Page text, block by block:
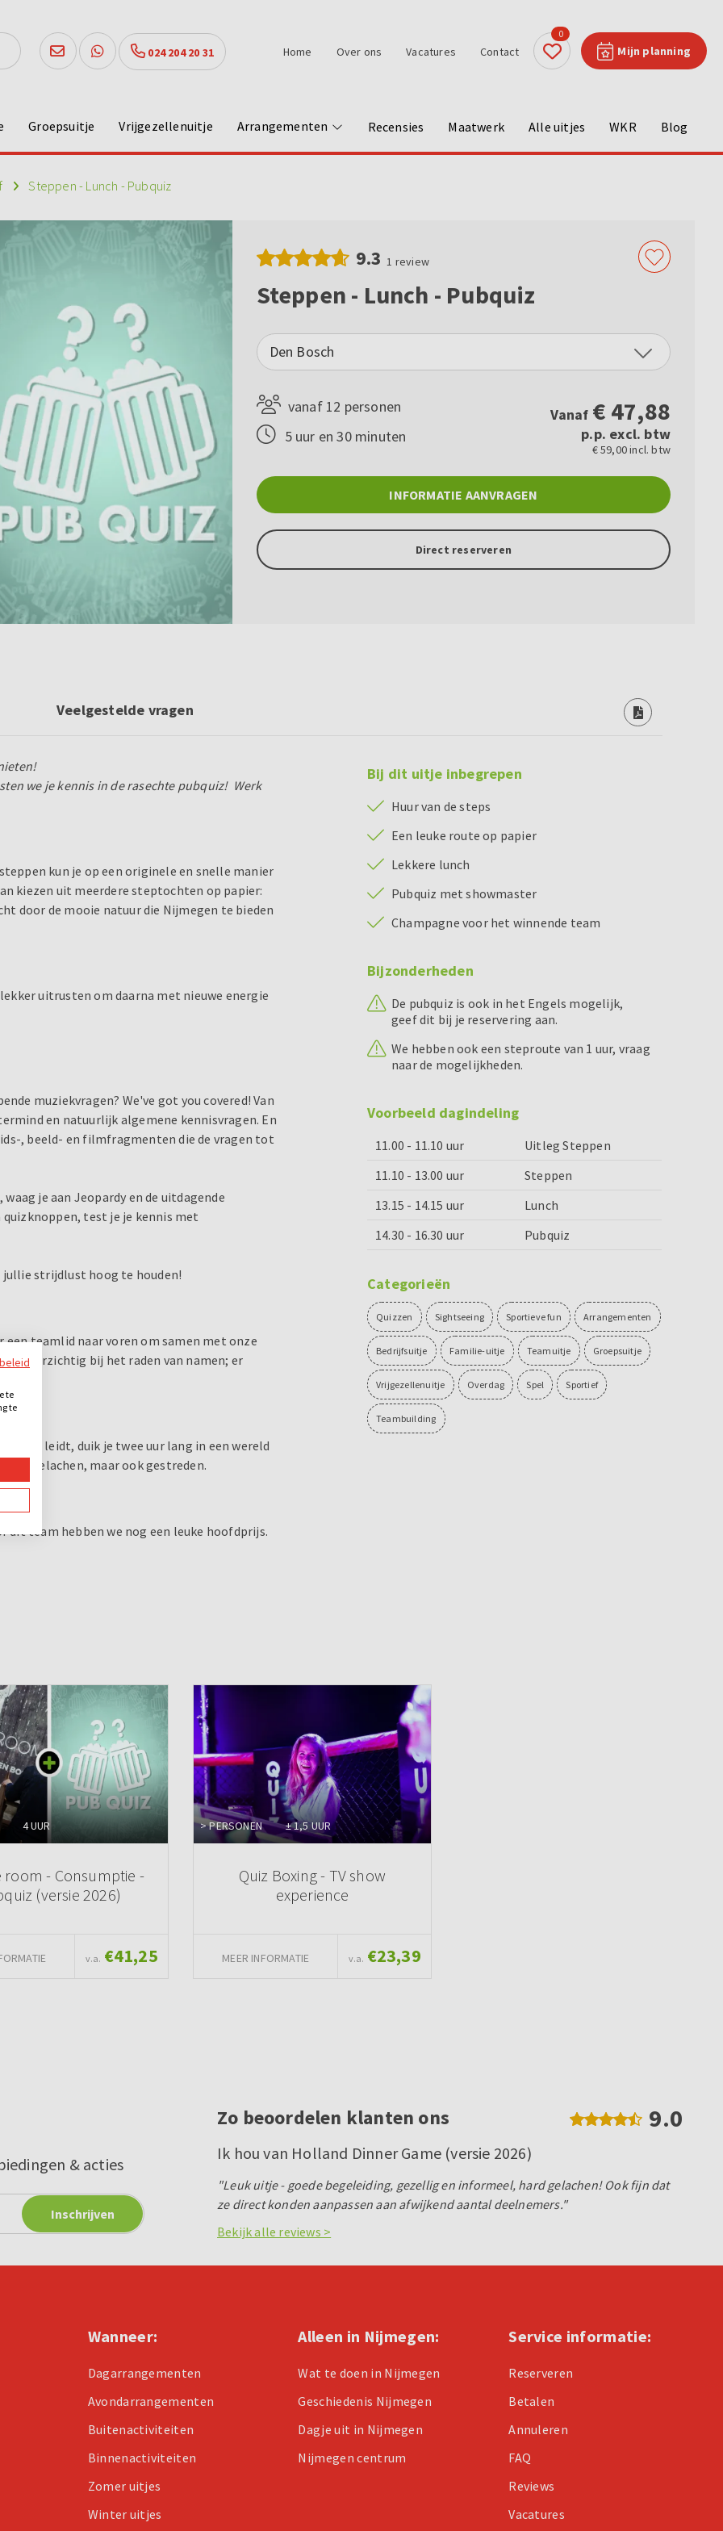
024 204 20 31 Mijn planning
0
Home Over ons Vacatures Contact
Groepsuitje Vrijgezellenuitje Arrangementen Recensies Maatwerk Alle uitjes WKR Blog
Steppen - Lunch - Pubquiz
9.3 1 review
Steppen - Lunch - Pubquiz
Den Bosch
vanaf 12 personen
5 uur en 30 minuten
Vanaf € 47,88
p.p. excl. btw
€ 59,00 incl. btw
INFORMATIE AANVRAGEN
Direct reserveren
Veelgestelde vragen
we je kennis in de rasechte pubquiz! Werk
kun je op een originele en snelle manier
kiezen uit meerdere steptochten op papier:
door de mooie natuur die Nijmegen te bieden
uitrusten om daarna met nieuwe energie
muziekvragen? We've got you covered! Van
en natuurlijk algemene kennisvragen. En
, beeld- en filmfragmenten die de vragen tot
je aan Jeopardy en de uitdagende
quizknoppen, test je je kennis met
jullie strijdlust hoog te houden!
teamlid naar voren om samen met onze
voorzichtig bij het raden van namen; er
banen leidt, duik je twee uur lang in een wereld
gelachen, maar ook gestreden.
dit team hebben we nog een leuke hoofdprijs.
Bij dit uitje inbegrepen
Huur van de steps
Een leuke route op papier
Lekkere lunch
Pubquiz met showmaster
Champagne voor het winnende team
Bijzonderheden
De pubquiz is ook in het Engels mogelijk,
geef dit bij je reservering aan.
We hebben ook een steproute van 1 uur, vraag
naar de mogelijkheden.
Voorbeeld dagindeling
11.00 - 11.10 uur
Uitleg Steppen
11.10 - 13.00 uur
Steppen
13.15 - 14.15 uur
Lunch
14.30 - 16.30 uur
Pubquiz
Categorieën
Quizzen Sightseeing Sportieve fun Arrangementen
Bedrijfsuitje Familie-uitje Teamuitje Groepsuitje
Vrijgezellenuitje Overdag Spel Sportief
Teambuilding
4 UUR
room - Consumptie -
(versie 2026)
v.a. €41,25
> PERSONEN ± 1,5 UUR
Quiz Boxing - TV show
experience
MEER INFORMATIE v.a. €23,39
& acties
Zo beoordelen klanten ons 9.0
Ik hou van Holland Dinner Game (versie 2026)
"Leuk uitje - goede begeleiding, gezellig en informeel, hard gelachen! Ook fijn dat
ze direct konden aanpassen aan afwijkend aantal deelnemers."
Bekijk alle reviews >
Wanneer:
Dagarrangementen
Avondarrangementen
Buitenactiviteiten
Binnenactiviteiten
Zomer uitjes
Winter uitjes
Alleen in Nijmegen:
Wat te doen in Nijmegen
Geschiedenis Nijmegen
Dagje uit in Nijmegen
Nijmegen centrum
Service informatie:
Reserveren
Betalen
Annuleren
FAQ
Reviews
Vacatures
te
te